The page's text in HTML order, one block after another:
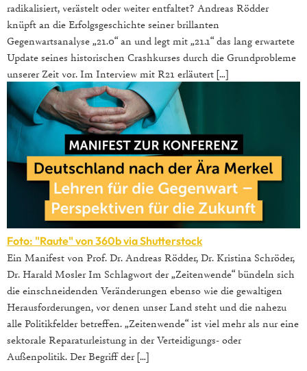
radikalisiert, verästelt oder weiter entfaltet? Andreas Rödder
knüpft an die Erfolgsgeschichte seiner brillanten
Gegenwartsanalyse „21.0“ an und legt mit „21.1“ das lang erwartete
Update seines historischen Crashkurses durch die Grundprobleme
unserer Zeit vor. Im Interview mit R21 erläutert […]
Foto: "Raute" von 360b viaShutterstock
Ein Manifest von Prof. Dr. Andreas Rödder, Dr. Kristina Schröder,
Dr. Harald Mosler Im Schlagwort der „Zeitenwende“ bündeln sich
die einschneidenden Veränderungen ebenso wie die gewaltigen
Herausforderungen, vor denen unser Land steht und die nahezu
alle Politikfelder betreffen. „Zeitenwende“ ist viel mehr als nur eine
sektorale Reparaturleistung in der Verteidigungs- oder
Außenpolitik. Der Begriff der […]